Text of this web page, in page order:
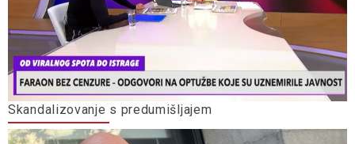
Skandalizovanje s predumišljajem